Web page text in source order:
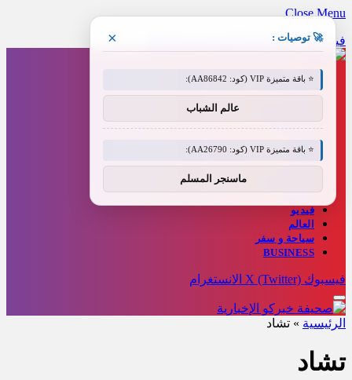
Close Menu
فيسبوك X (Twitter)
أخبار العالم
رياضة
فن وإعلام
عاجل
منوعات
سياسة
فيديو
العالم
سياحة و سفر
BUSINESS
فيسبوك X (Twitter) الانستغرام
الرئيسية » تشاد
تشاد
🚀 توصيات : ×
⭐ باقة متميزة VIP (كود: AA86842):
عالم الشباب
⭐ باقة متميزة VIP (كود: AA26790):
ماسنجر المسلم